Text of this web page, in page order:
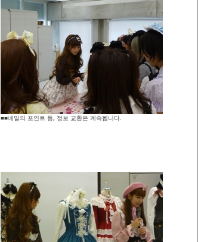
■■네일의 포인트 등, 정보 교환은 계속됩니다.